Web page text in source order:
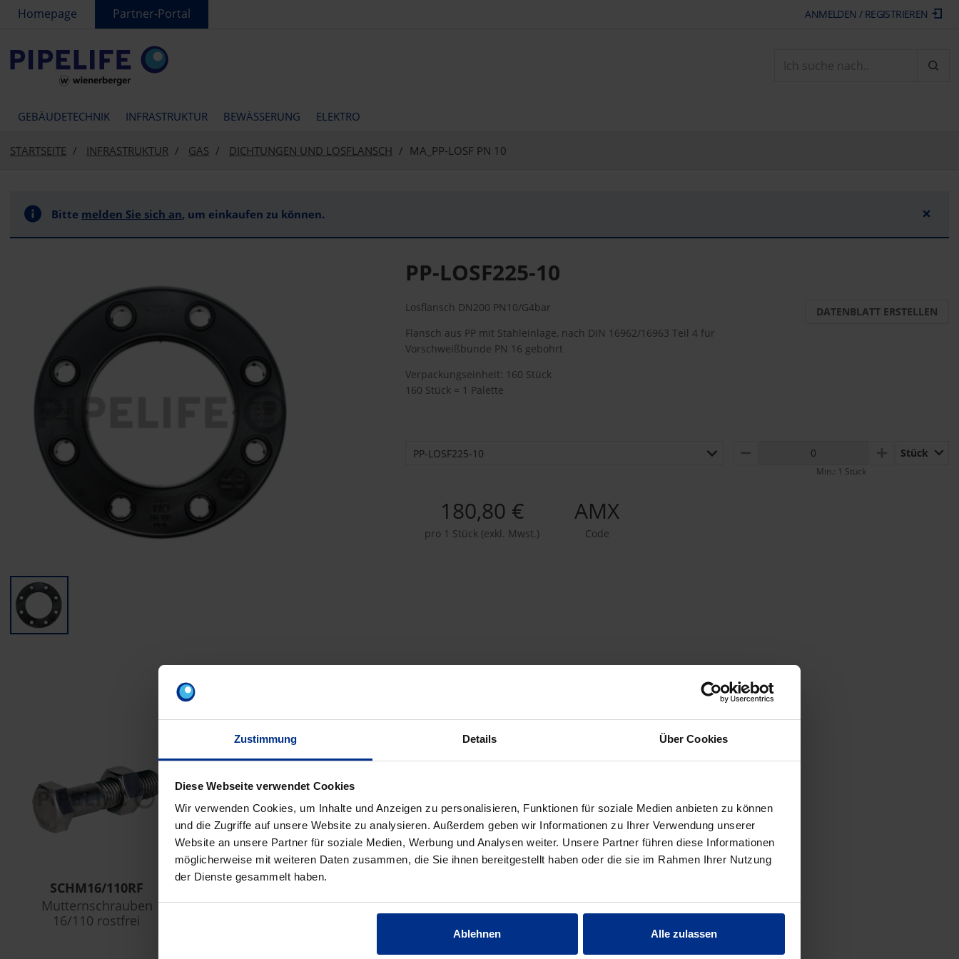
Zustimmung Details Über Cookies
Diese Webseite verwendet Cookies
Wir verwenden Cookies, um Inhalte und Anzeigen zu personalisieren, Funktionen für soziale Medien anbieten zu können
und die Zugriffe auf unsere Website zu analysieren. Außerdem geben wir Informationen zu Ihrer Verwendung unserer
Website an unsere Partner für soziale Medien, Werbung und Analysen weiter. Unsere Partner führen diese Informationen
möglicherweise mit weiteren Daten zusammen, die Sie ihnen bereitgestellt haben oder die sie im Rahmen Ihrer Nutzung
der Dienste gesammelt haben.
Ablehnen Alle zulassen
text.skipToContent
text.skipToNavigation
Homepage Partner-Portal ANMELDEN / REGISTRIEREN
GEBÄUDETECHNIK INFRASTRUKTUR BEWÄSSERUNG ELEKTRO
STARTSEITE INFRASTRUKTUR GAS DICHTUNGEN UND LOSFLANSCH MA_PP-LOSF PN 10
Bitte melden Sie sich an, um einkaufen zu können. ×
PP-LOSF225-10
Losflansch DN200 PN10/G4bar
Flansch aus PP mit Stahleinlage, nach DIN 16962/16963 Teil 4 für
Vorschweißbunde PN 16 gebohrt
Verpackungseinheit: 160 Stück
160 Stück = 1 Palette
DATENBLATT ERSTELLEN
PP-LOSF225-10 MINUS PLUSStück
Min.: 1 Stück
180,80 €
pro 1 Stück (exkl. Mwst.)
AMX
Code
SCHM16/110RF
Mutternschrauben
16/110 rostfrei
BSCH16RF
Beilagscheibe 16
Flanschdichtung 50/63
Flanschdichtung DN
100 PN16